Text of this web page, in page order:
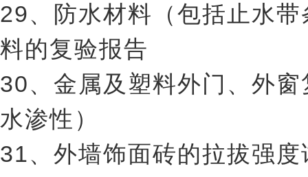
29、防水材料（包括止水
料的复验报告
30、金属及塑料外门、外
水渗性）
31、外墙饰面砖的拉拔强度